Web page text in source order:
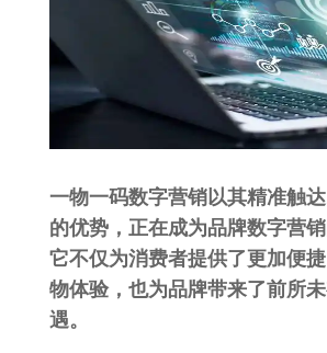
一物一码数字营销以其精准触
的优势，正在成为品牌数字营销
它不仅为消费者提供了更加便
物体验，也为品牌带来了前所
遇。